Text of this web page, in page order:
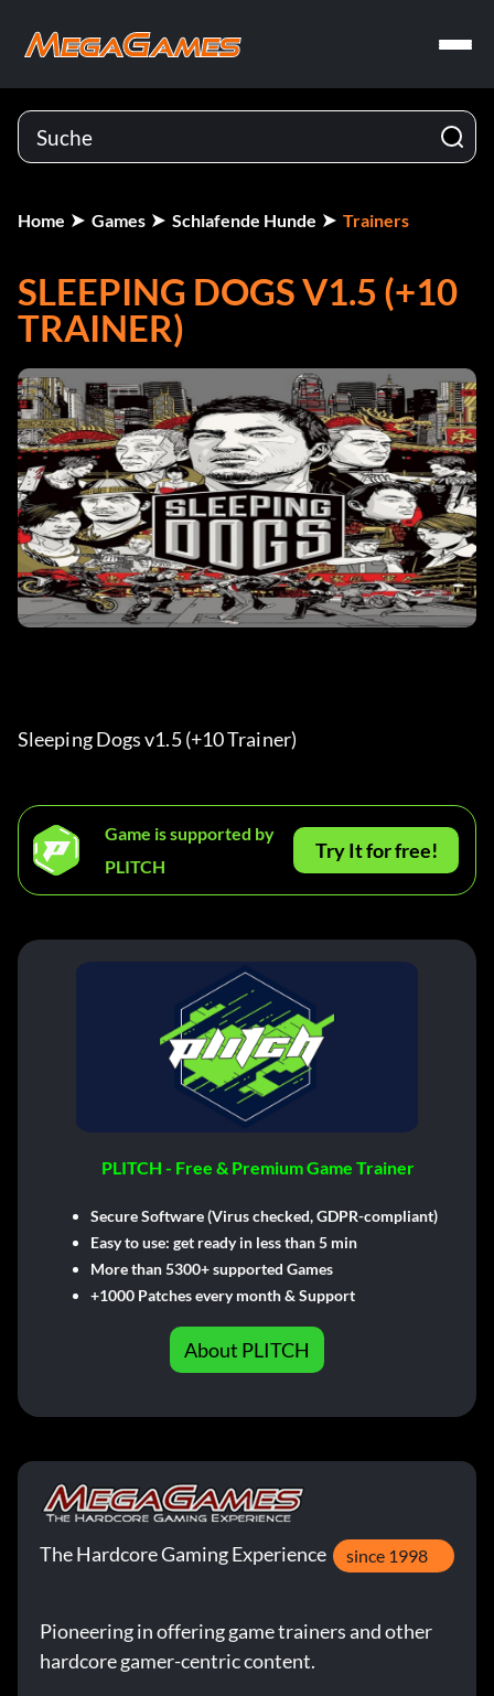
Home Games Schlafende Hunde Trainers
SLEEPING DOGS V1.5 (+10
TRAINER)
Sleeping Dogs v1.5 (+10 Trainer)
Game is supported by
PLITCH
Try It for free!
PLITCH - Free & Premium Game Trainer
Secure Software (Virus checked, GDPR-compliant)
Easy to use: get ready in less than 5 min
More than 5300+ supported Games
+1000 Patches every month & Support
About PLITCH
The Hardcore Gaming Experience since 1998
Pioneering in offering game trainers and other
hardcore gamer-centric content.